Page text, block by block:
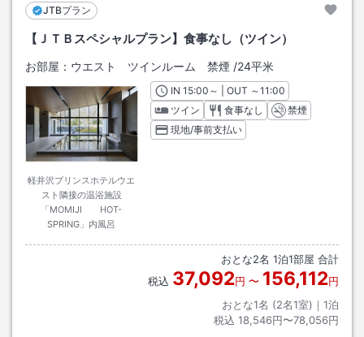
JTBプラン
【ＪＴＢスペシャルプラン】食事なし（ツイン）
お部屋： ウエスト ツインルーム 禁煙 /24平米
軽井沢プリンスホテルウエ
スト隣接の温浴施設
「MOMIJI HOT-
SPRING」内風呂
INチェックイン
15:00 ～ | OUT チェックアウト
～11:00
ツイン
食事なし
禁煙
現地/事前支払い
おとな2名 1泊1部屋 合計
税込 37,092円 〜 156,112円
おとな1名 (2名1室)｜ 1泊
税込 18,546円〜78,056円